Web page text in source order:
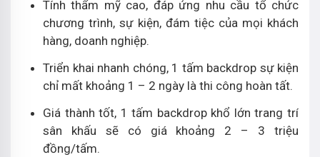
Tính thẩm mỹ cao, đáp ứng nhu cầu tổ chức
chương trình, sự kiện, đám tiệc của mọi khách
hàng, doanh nghiệp.
Triển khai nhanh chóng, 1 tấm backdrop sự kiện
chỉ mất khoảng 1 – 2 ngày là thi công hoàn tất.
Giá thành tốt, 1 tấm backdrop khổ lớn trang trí
sân khấu sẽ có giá khoảng 2 – 3 triệu
đồng/tấm.